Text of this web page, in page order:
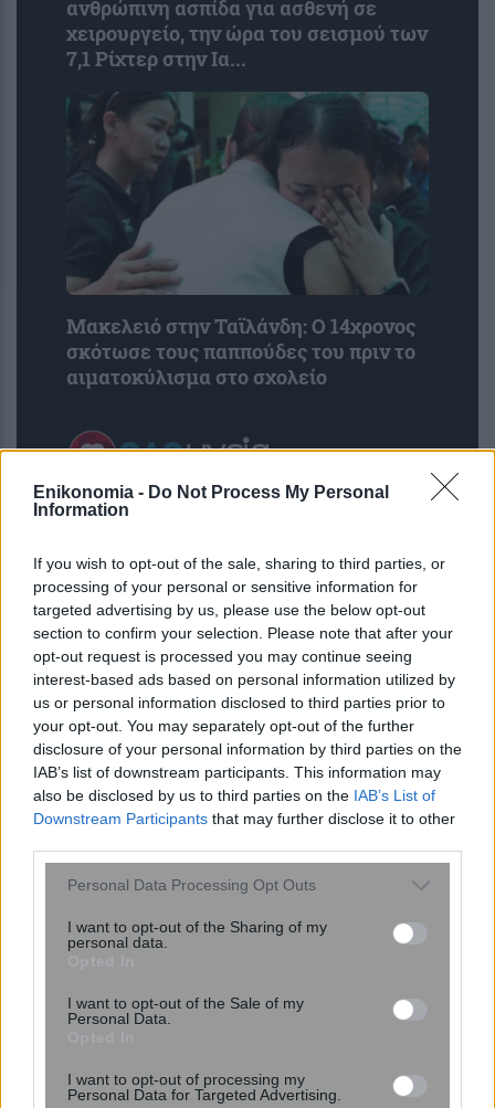
Enikonomia - Do Not Process My Personal
Information
If you wish to opt-out of the sale, sharing to third parties, or
processing of your personal or sensitive information for
targeted advertising by us, please use the below opt-out
section to confirm your selection. Please note that after your
opt-out request is processed you may continue seeing
interest-based ads based on personal information utilized by
us or personal information disclosed to third parties prior to
your opt-out. You may separately opt-out of the further
disclosure of your personal information by third parties on the
IAB’s list of downstream participants. This information may
also be disclosed by us to third parties on the IAB’s List of
Downstream Participants that may further disclose it to other
Please note that this website/app uses one or more Google
not limited to your visit or usage behaviour. You may click to
grant or deny consent to Google and its third-party tags to
consent section.
Personal Data Processing Opt Outs
I want to opt-out of the Sharing of my
personal data.
I want to opt-out of the Sale of my
Personal Data.
I want to opt-out of processing my
Personal Data for Targeted Advertising.
ανθρώπινη ασπίδα για ασθενή σε
χειρουργείο, την ώρα του σεισμού των
7,1 Ρίχτερ στην Ια...
Μακελειό στην Ταϊλάνδη: Ο 14χρονος
σκότωσε τους παππούδες του πριν το
αιματοκύλισμα στο σχολείο
Διευθέτηση των αποζημιώσεων των
Στρατιωτικών Ιατρών, μετά από
αίτημα του ΙΣΑ
λειτουργίας